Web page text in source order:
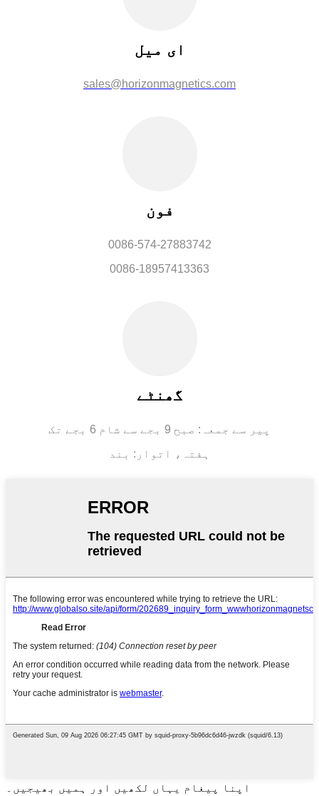
ای میل
sales@horizonmagnetics.com
فون
0086-574-27883742
0086-18957413363
گھنٹے
پیر سے جمعہ: صبح 9 بجے سے شام 6 بجے تک
ہفتہ، اتوار: بند
اپنا پیغام یہاں لکھیں اور ہمیں بھیجیں۔